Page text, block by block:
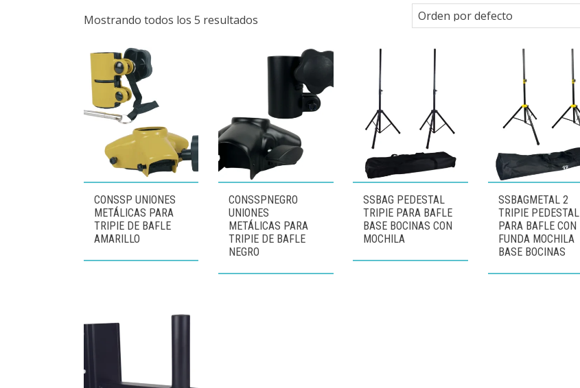
Mostrando todos los 5 resultados
CONSSP UNIONES
METÁLICAS PARA
TRIPIE DE BAFLE
AMARILLO
CONSSPNEGRO
UNIONES
METÁLICAS PARA
TRIPIE DE BAFLE
NEGRO
SSBAG PEDESTAL
TRIPIE PARA BAFLE
BASE BOCINAS CON
MOCHILA
SSBAGMETAL 2
TRIPIE PEDESTAL
PARA BAFLE CON
FUNDA MOCHILA
BASE BOCINAS